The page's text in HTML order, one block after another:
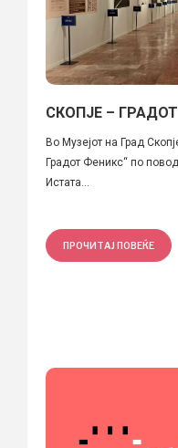
СКОПЈЕ –
Во Музејот на Град
Градот Феникс“ по
Истата...
ПРОЧИТАЈ ПОВЕЌЕ